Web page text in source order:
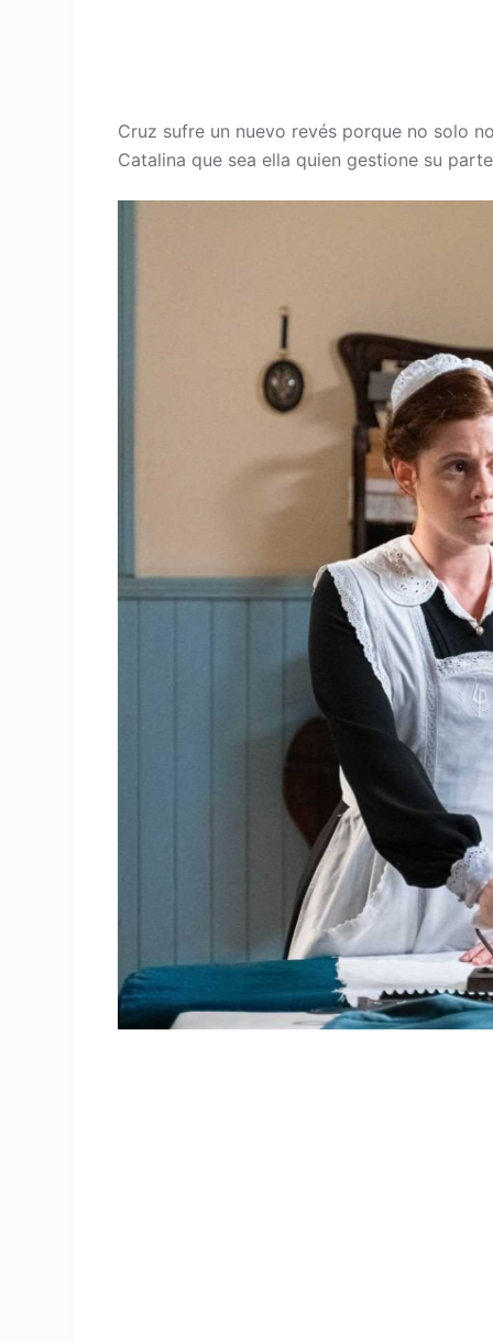
Cruz sufre un nuevo revés porque no solo
Catalina que sea ella quien gestione su